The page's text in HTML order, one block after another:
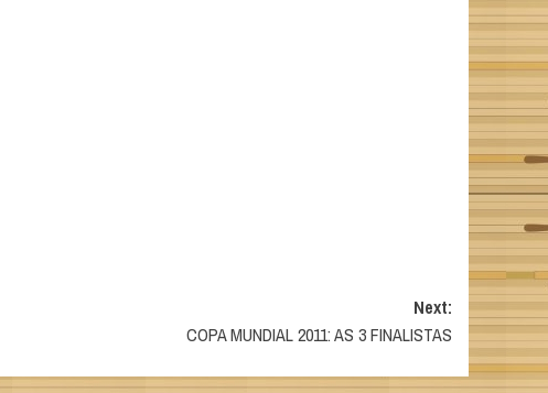
Next:
COPA MUNDIAL 2011: AS 3 FINALISTAS